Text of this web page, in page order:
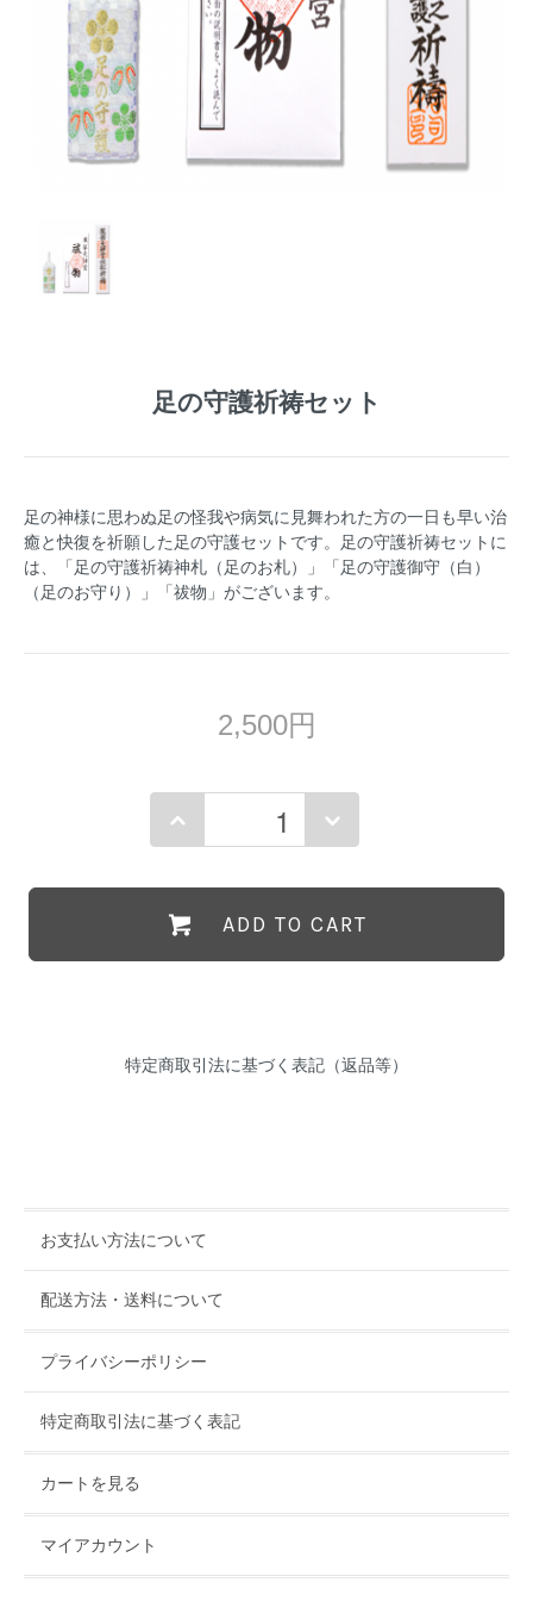
足の守護祈祷セット
足の神様に思わぬ足の怪我や病気に見舞われた方の一日も早い治
癒と快復を祈願した足の守護セットです。足の守護祈祷セットに
は、「足の守護祈祷神札（足のお札）」「足の守護御守（白）
（足のお守り）」「祓物」がございます。
2,500円
ADD TO CART
特定商取引法に基づく表記（返品等）
お支払い方法について
配送方法・送料について
プライバシーポリシー
特定商取引法に基づく表記
カートを見る
マイアカウント